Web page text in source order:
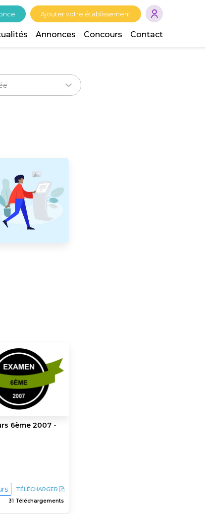
Ajouter votre établissement
Annonces Concours Contact
6ème 2007 -
TÉLÉCHARGER
31 Téléchargements